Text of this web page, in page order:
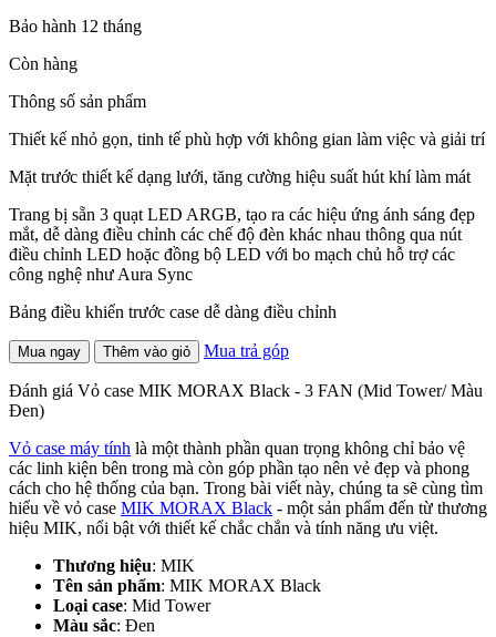
Bảo hành 12 tháng
Còn hàng
Thông số sản phẩm
Thiết kế nhỏ gọn, tinh tế phù hợp với không gian làm việc và giải trí
Mặt trước thiết kế dạng lưới, tăng cường hiệu suất hút khí làm mát
Trang bị sẵn 3 quạt LED ARGB, tạo ra các hiệu ứng ánh sáng đẹp
mắt, dễ dàng điều chỉnh các chế độ đèn khác nhau thông qua nút
điều chỉnh LED hoặc đồng bộ LED với bo mạch chủ hỗ trợ các
công nghệ như Aura Sync
Bảng điều khiển trước case dễ dàng điều chỉnh
Mua ngay Thêm vào giỏ Mua trả góp
Đánh giá Vỏ case MIK MORAX Black - 3 FAN (Mid Tower/ Màu
Đen)
Vỏ case máy tính là một thành phần quan trọng không chỉ bảo vệ
các linh kiện bên trong mà còn góp phần tạo nên vẻ đẹp và phong
cách cho hệ thống của bạn. Trong bài viết này, chúng ta sẽ cùng tìm
hiểu về vỏ case MIK MORAX Black - một sản phẩm đến từ thương
hiệu MIK, nổi bật với thiết kế chắc chắn và tính năng ưu việt.
Thương hiệu: MIK
Tên sản phẩm: MIK MORAX Black
Loại case: Mid Tower
Màu sắc: Đen